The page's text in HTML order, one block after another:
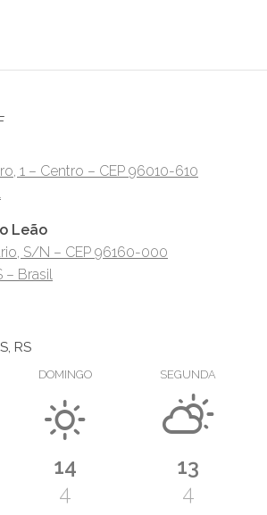
1 – Centro – CEP 96010-610
Leão
S/N – CEP 96160-000
– Brasil
RS
DOMINGO
14
4
SEGUNDA
13
4